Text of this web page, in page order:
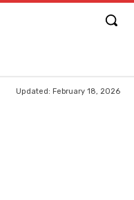
Updated: February 18, 2026